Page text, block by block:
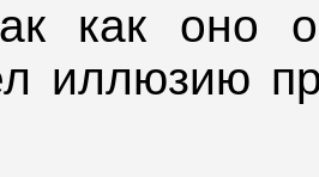
как оно
иллюзию